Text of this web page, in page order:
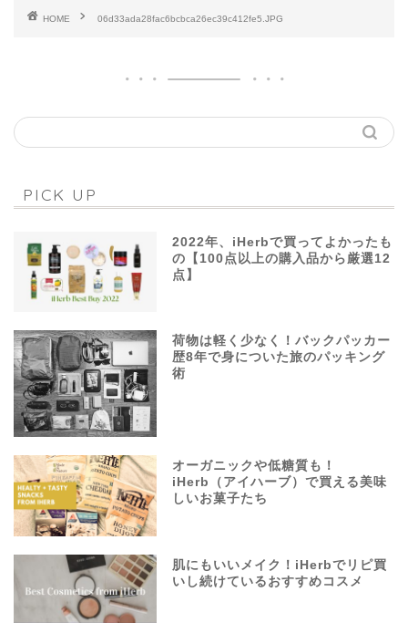
HOME 06d33ada28fac6bcbca26ec39c412fe5.JPG
PICK UP
2022年、iHerbで買ってよかったも
の【100点以上の購入品から厳選12
点】
荷物は軽く少なく！バックパッカー
歴8年で身についた旅のパッキング
術
オーガニックや低糖質も！
iHerb（アイハーブ）で買える美味
しいお菓子たち
肌にもいいメイク！iHerbでリピ買
いし続けているおすすめコスメ